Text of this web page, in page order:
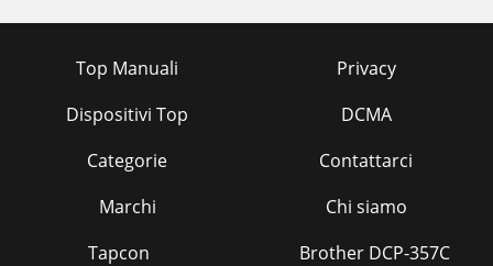
Top Manuali
Dispositivi Top
Categorie
Marchi
Privacy
DCMA
Contattarci
Chi siamo
Tapcon
Brother DCP-357C